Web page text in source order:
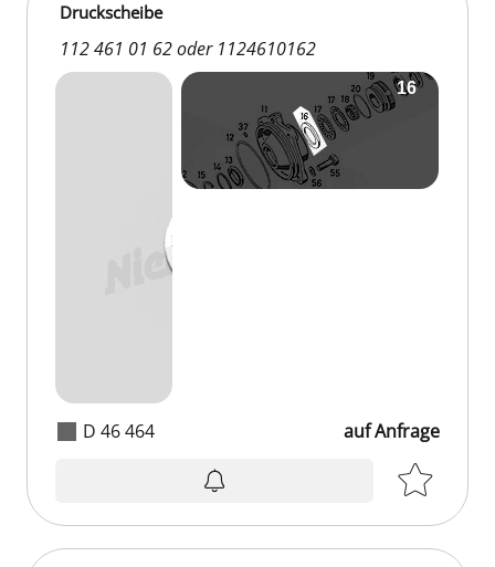
D 46 464
Druckscheibe
112 461 01 62 oder 1124610162
auf Anfrage